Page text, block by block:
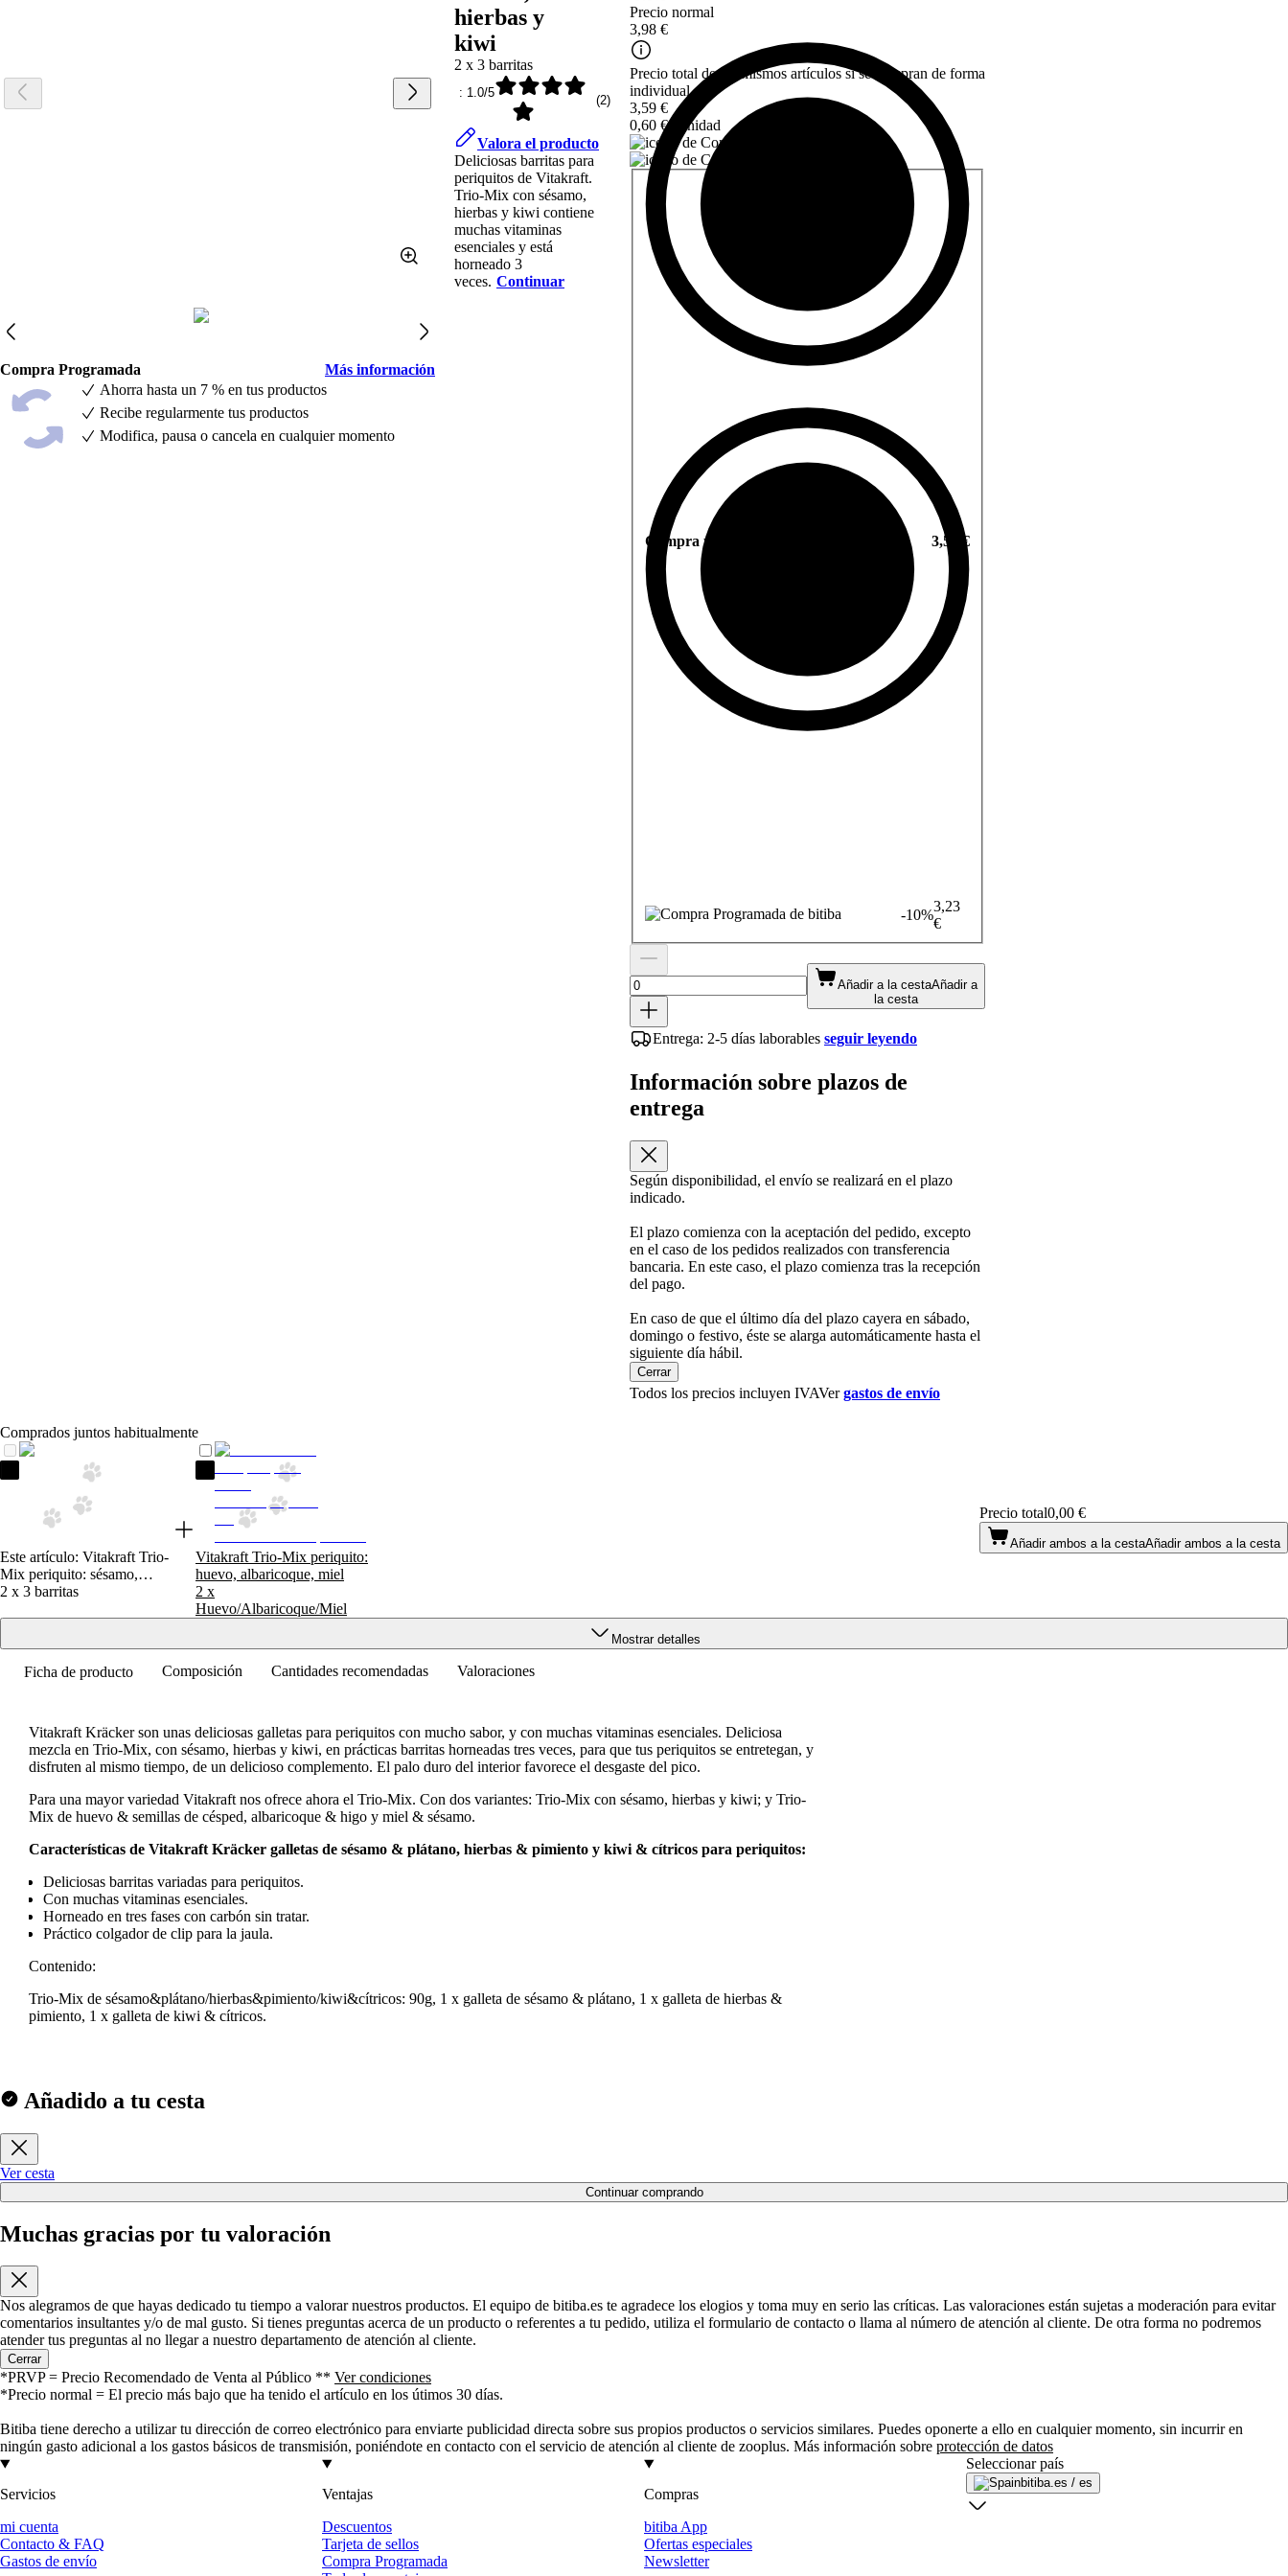
hierbas y
kiwi
2 x 3 barritas
: 1.0/5 (2)
Valora el producto
Deliciosas barritas para
periquitos de Vitakraft.
Trio-Mix con sésamo,
hierbas y kiwi contiene
muchas vitaminas
esenciales y está
horneado 3
veces. Continuar
Compra Programada
Más información
Ahorra hasta un 7 % en tus productos
Recibe regularmente tus productos
Modifica, pausa o cancela en cualquier momento
Precio normal
3,98 €
Precio total de los mismos artículos si se compran de forma
individual
3,59 €
0,60 € / unidad
Compra puntual 3,59 €
-10%
3,23
€
Añadir a la cestaAñadir a
la cesta
Entrega: 2-5 días laborables seguir leyendo
Información sobre plazos de
entrega
Según disponibilidad, el envío se realizará en el plazo
indicado.
El plazo comienza con la aceptación del pedido, excepto
en el caso de los pedidos realizados con transferencia
bancaria. En este caso, el plazo comienza tras la recepción
del pago.
En caso de que el último día del plazo cayera en sábado,
domingo o festivo, éste se alarga automáticamente hasta el
siguiente día hábil.
Cerrar
Todos los precios incluyen IVAVergastos de envío
Comprados juntos habitualmente
Vitakraft Trio-Mix periquito: sésamo, hierbas y kiwi
Este artículo: Vitakraft Trio-
Mix periquito: sésamo,
hierbas y kiwi
2 x 3 barritas
Vitakraft Trio-Mix periquito: huevo, albaricoque, miel
Vitakraft Trio-Mix periquito:
huevo, albaricoque, miel
2 x
Huevo/Albaricoque/Miel
Precio total0,00 €
Añadir ambos a la cestaAñadir ambos a la cesta
Mostrar detalles
Ficha de producto
Vitakraft Kräcker son unas deliciosas galletas para periquitos con mucho sabor, y con muchas vitaminas esenciales. Deliciosa
mezcla en Trio-Mix, con sésamo, hierbas y kiwi, en prácticas barritas horneadas tres veces, para que tus periquitos se entretegan, y
disfruten al mismo tiempo, de un delicioso complemento. El palo duro del interior favorece el desgaste del pico.
Para una mayor variedad Vitakraft nos ofrece ahora el Trio-Mix. Con dos variantes: Trio-Mix con sésamo, hierbas y kiwi; y Trio-
Mix de huevo & semillas de césped, albaricoque & higo y miel & sésamo.
Características de Vitakraft Kräcker galletas de sésamo & plátano, hierbas & pimiento y kiwi & cítricos para periquitos:
Deliciosas barritas variadas para periquitos.
Con muchas vitaminas esenciales.
Horneado en tres fases con carbón sin tratar.
Práctico colgador de clip para la jaula.
Contenido:
Trio-Mix de sésamo&plátano/hierbas&pimiento/kiwi&cítricos: 90g, 1 x galleta de sésamo & plátano, 1 x galleta de hierbas &
pimiento, 1 x galleta de kiwi & cítricos.
Composición Cantidades recomendadas Valoraciones
Añadido a tu cesta
Ver cesta
Continuar comprando
Muchas gracias por tu valoración
Nos alegramos de que hayas dedicado tu tiempo a valorar nuestros productos. El equipo de bitiba.es te agradece los elogios y toma muy en serio las críticas. Las valoraciones están sujetas a moderación para evitar
comentarios insultantes y/o de mal gusto. Si tienes preguntas acerca de un producto o referentes a tu pedido, utiliza el formulario de contacto o llama al número de atención al cliente. De otra forma no podremos
atender tus preguntas al no llegar a nuestro departamento de atención al cliente.
Cerrar
*PRVP = Precio Recomendado de Venta al Público ** Ver condiciones
*Precio normal = El precio más bajo que ha tenido el artículo en los útimos 30 días.
Bitiba tiene derecho a utilizar tu dirección de correo electrónico para enviarte publicidad directa sobre sus propios productos o servicios similares. Puedes oponerte a ello en cualquier momento, sin incurrir en
ningún gasto adicional a los gastos básicos de transmisión, poniéndote en contacto con el servicio de atención al cliente de zooplus. Más información sobre protección de datos
Servicios
mi cuenta
Contacto & FAQ
Gastos de envío
Ventajas
Descuentos
Tarjeta de sellos
Compra Programada
Compras
bitiba App
Ofertas especiales
Newsletter
Seleccionar país
bitiba.es / es